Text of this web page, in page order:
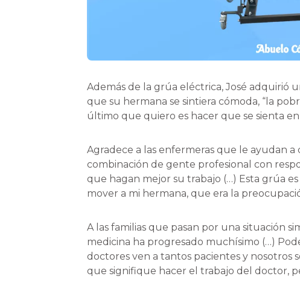
Además de la grúa eléctrica, José adquirió
que su hermana se sintiera cómoda, “la
último que quiero es hacer que se sienta
Agradece a las enfermeras que le ayudan a
combinación de gente profesional con
que hagan mejor su trabajo (…) Esta grúa
mover a mi hermana, que era la
A las familias que pasan por una situación
medicina ha progresado muchísimo (…)
doctores ven a tantos pacientes y nosotros
que signifique hacer el trabajo del doctor,